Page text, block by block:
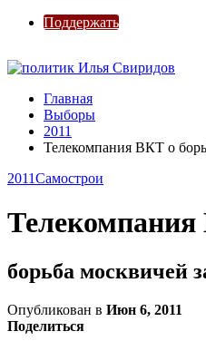
Поддержать
Главная
Выборы
2011
Телекомпания ВКТ о
2011Самострои
Телекомпания
борьба москвичей
Опубликован в Июн 6, 2011
Поделиться